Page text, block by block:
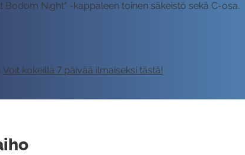
Bodom Night" -kappaleen toinen säkeistö sekä C-osa.
Voit kokeilla 7 päivää ilmaiseksi tästä!